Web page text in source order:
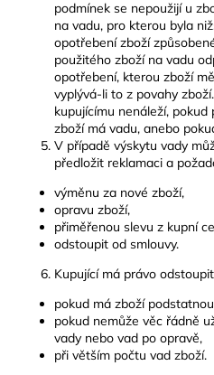
podmínek se nepoužijí u
na vadu, pro kterou byla
opotřebení zboží
použitého zboží na vadu
opotřebení, kterou zboží
vyplývá-li to z povahy
kupujícímu nenáleží,
zboží má vadu, anebo
V případě výskytu vady
předložit reklamaci a
výměnu za nové zboží,
opravu zboží,
přiměřenou slevu z kupní
odstoupit od smlouvy.
Kupující má právo
pokud má zboží
pokud nemůže věc řádně
vady nebo vad po opravě,
při větším počtu vad zboží.